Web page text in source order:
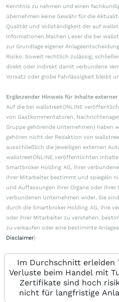
Kenntnis zu nehmen und einen
übernehmen keine Gewähr für die
Qualität und Vollständigkeit der auf
Informationen.Machen Leser die bei
zur Grundlage eigener
Risiko. Soweit rechtlich zulässig,
direkt oder indirekt damit verbundene
Vorsatz oder grobe Fahrlässigkeit bleibt
Ergänzender Hinweis für Inhalte
Auf die bei wallstreetONLINE
von Gastkommentatoren,
Gruppe gehörende Unternehmen) haben
gehören nicht der Redaktion von
ausschließlich die jeweiligen externen
wallstreetONLINE veröffentlichten
Smartbroker Holding AG, ihrer
ihrer Mitarbeiter bestimmt und spiegeln
und Auffassungen ihrer Organe oder ihrer
verbundenen Unternehmen wider. Sie
durch die Smartbroker Holding AG, ihre
oder ihrer Mitarbeiter zu verstehen,
zu verkaufen oder eine bestimmte
Disclaimer)
Im Durchschnitt erleiden
Verluste beim Handel mit
Zertifikate sind hoch
nicht für langfristige